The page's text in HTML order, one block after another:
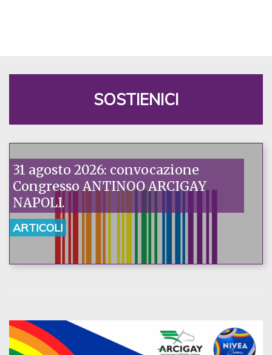
SOSTIENICI
31 agosto 2026: convocazione
Congresso ANTINOO ARCIGAY
NAPOLI.
ARTICOLI